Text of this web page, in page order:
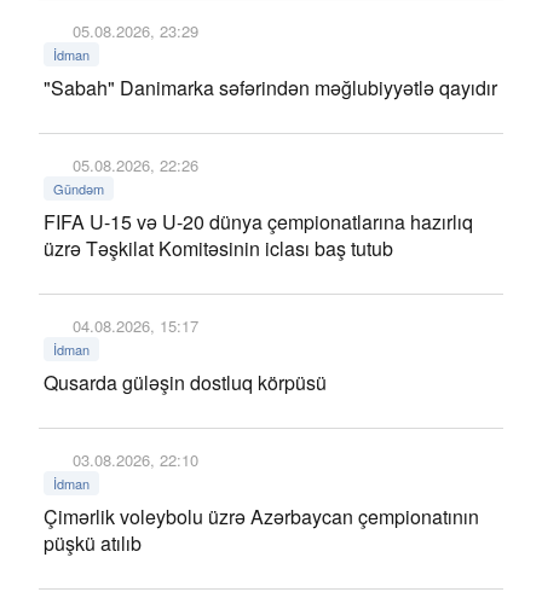
05.08.2026, 23:29
İdman
"Sabah" Danimarka səfərindən məğlubiyyətlə qayıdır
05.08.2026, 22:26
Gündəm
FIFA U-15 və U-20 dünya çempionatlarına hazırlıq
üzrə Təşkilat Komitəsinin iclası baş tutub
04.08.2026, 15:17
İdman
Qusarda güləşin dostluq körpüsü
03.08.2026, 22:10
İdman
Çimərlik voleybolu üzrə Azərbaycan çempionatının
püşkü atılıb